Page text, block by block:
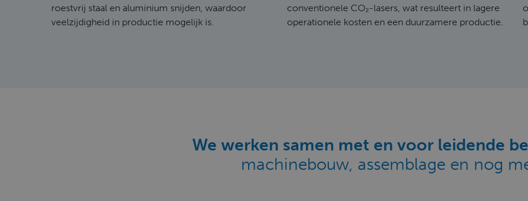
roestvrij staal en aluminium snijden, waardoor
veelzijdigheid in productie mogelijk is.
conventionele CO₂-lasers, wat resulteert in lagere
operationele kosten en een duurzamere productie.
We werken samen met en voor leidende
machinebouw, assemblage en nog